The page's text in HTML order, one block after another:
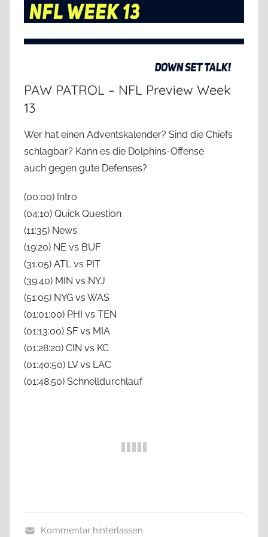
PAW PATROL – NFL Preview Week
13
Wer hat einen Adventskalender? Sind die Chiefs
schlagbar? Kann es die Dolphins-Offense
auch gegen gute Defenses?
(00:00) Intro
(04:10) Quick Question
(11:35) News
(19:20) NE vs BUF
(31:05) ATL vs PIT
(39:40) MIN vs NYJ
(51:05) NYG vs WAS
(01:01:00) PHI vs TEN
(01:13:00) SF vs MIA
(01:28:20) CIN vs KC
(01:40:50) LV vs LAC
(01:48:50) Schnelldurchlauf
Kommentar hinterlassen